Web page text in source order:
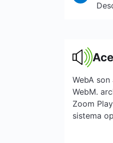
WebA
WebM.
Zoom
sistema